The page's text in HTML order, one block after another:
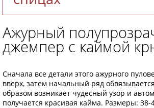
Ажурный
джемпер с каймой
Сначала все детали этого ажурного
вверх, затем начальный ряд
образом возникает чудесный узор и
получается красивая кайма. Размеры: 38-